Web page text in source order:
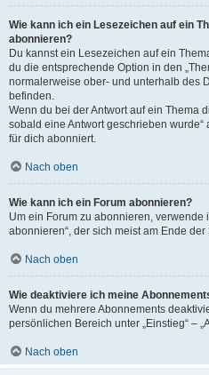
Wie kann ich ein Lesezeichen auf ein
abonnieren?
Du kannst ein Lesezeichen auf ein
du die entsprechende Option in den
normalerweise ober- und unterhalb des
befinden.
Wenn du bei der Antwort auf ein Thema
sobald eine Antwort geschrieben
für dich abonniert.
Nach oben
Wie kann ich ein Forum abonnieren?
Um ein Forum zu abonnieren, verwende
abonnieren“, der sich meist am Ende
Nach oben
Wie deaktiviere ich meine
Wenn du mehrere Abonnements
persönlichen Bereich unter „Einstieg“ –
Nach oben